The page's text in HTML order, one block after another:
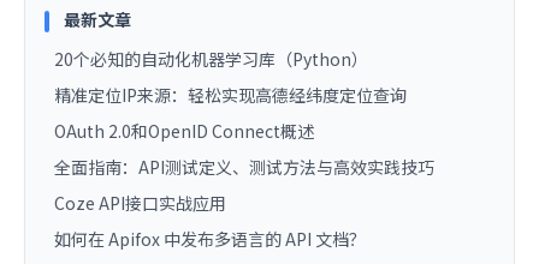
最新文章
20个必知的自动化机器学习库（Python）
精准定位IP来源：轻松实现高德经纬度定位查询
OAuth 2.0和OpenID Connect概述
全面指南：API测试定义、测试方法与高效实践技巧
Coze API接口实战应用
如何在 Apifox 中发布多语言的 API 文档？